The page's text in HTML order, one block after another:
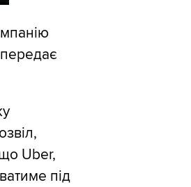
Uber,
під